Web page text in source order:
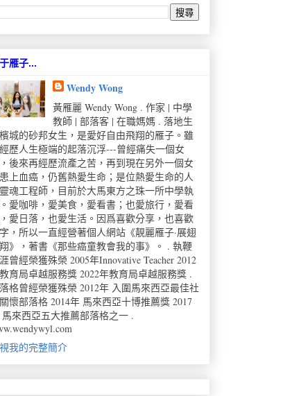
雁子...
Wendy Wong
黃雁麗 Wendy Wong . 作家 | 中學
教師 | 部落客 | 在職媽媽 . 落地生
城的砂邦女生，是愛好自由飛翔的雁子。雖
歷人生極端的起落沉浮---曾經痛失一個女
後來再經歷流產之苦，再到現在另外一個女
上血癌，仍舊熱愛生命；是位熱愛生命的人
魂工程師，目前於大馬東方之珠一所中學執
愛咖啡，愛美食，愛看書；也愛旅行，愛看
愛日落，也愛生活。因爲喜歡分享，也喜歡
，所以一直經營著個人網站《靚麗雁子·展翅
》，著書《那些癌童教會我的事》。 . 執鞭
曾經榮獲殊榮 2005年Innovative Teacher 2012
育局卓越服務獎 2022年教育局卓越服務獎 .
格曾經榮獲殊榮 2012年 入圍馬來西亞最佳社
懷部落格 2014年 馬來西亞十博推薦獎 2017
來西亞五大推薦部落格之一 .
我的完整簡介